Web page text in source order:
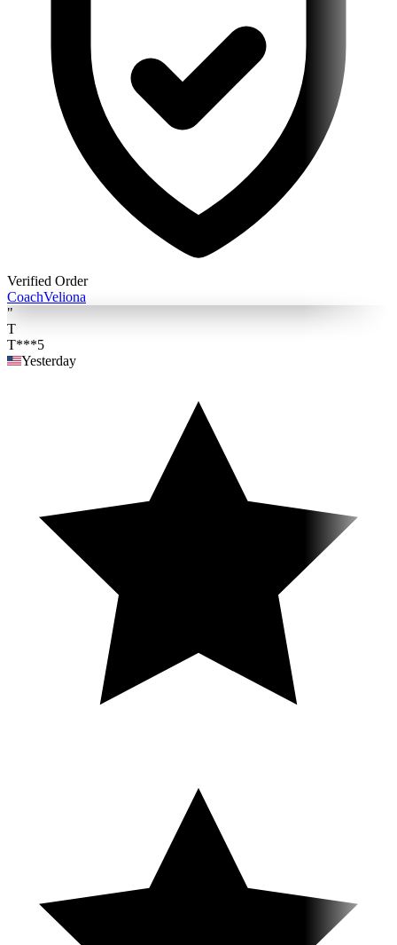
Verified Order
CoachVeliona
"
T
T***5
Yesterday